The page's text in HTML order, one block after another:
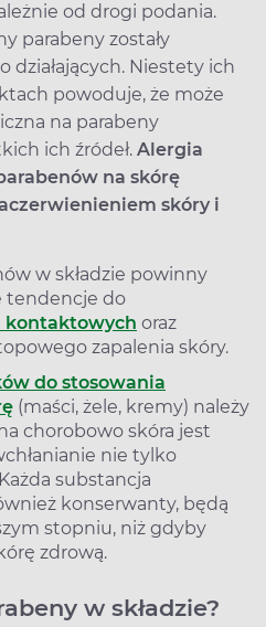
od drogi podania.
parabeny zostały
działających. Niestety ich
powoduje, że może
na parabeny
ich źródeł. Alergia
na skórę
skóry i
w składzie powinny
tendencje do
kontaktowych oraz
zapalenia skóry.
do stosowania
(maści, żele, kremy) należy
chorobowo skóra jest
nie tylko
substancja
konserwanty, będą
stopniu, niż gdyby
zdrową.
w składzie?